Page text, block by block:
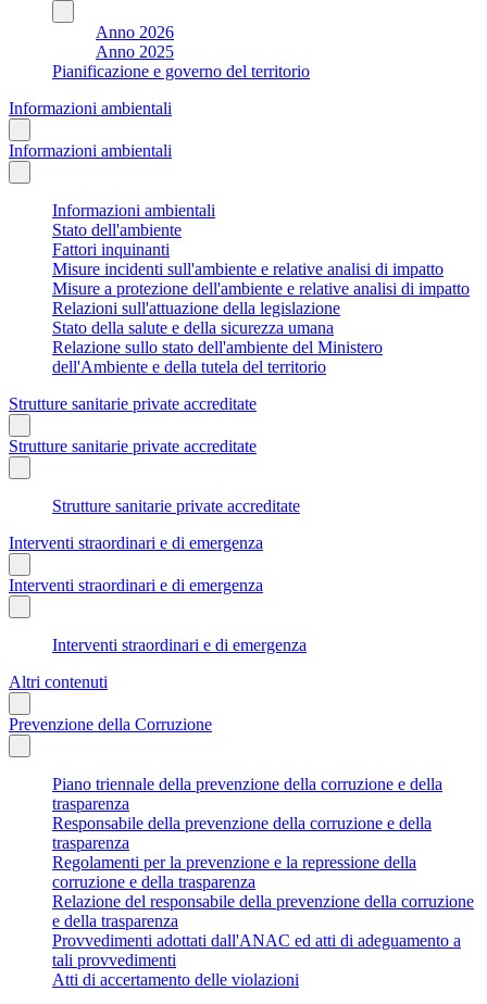
Anno 2026
Anno 2025
Pianificazione e governo del territorio
Informazioni ambientali
Informazioni ambientali
Informazioni ambientali
Stato dell'ambiente
Fattori inquinanti
Misure incidenti sull'ambiente e relative analisi di impatto
Misure a protezione dell'ambiente e relative analisi di impatto
Relazioni sull'attuazione della legislazione
Stato della salute e della sicurezza umana
Relazione sullo stato dell'ambiente del Ministero
dell'Ambiente e della tutela del territorio
Strutture sanitarie private accreditate
Strutture sanitarie private accreditate
Strutture sanitarie private accreditate
Interventi straordinari e di emergenza
Interventi straordinari e di emergenza
Interventi straordinari e di emergenza
Altri contenuti
Prevenzione della Corruzione
Piano triennale della prevenzione della corruzione e della
trasparenza
Responsabile della prevenzione della corruzione e della
trasparenza
Regolamenti per la prevenzione e la repressione della
corruzione e della trasparenza
Relazione del responsabile della prevenzione della corruzione
e della trasparenza
Provvedimenti adottati dall'ANAC ed atti di adeguamento a
tali provvedimenti
Atti di accertamento delle violazioni